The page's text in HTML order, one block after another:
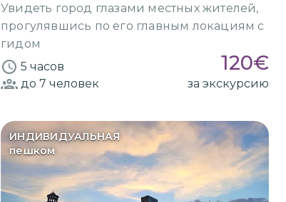
Батуми
Увидеть город глазами местных жителей,
прогулявшись по его главным локациям с
гидом
5 часов
120€
до 7 человек за экскурсию
ИНДИВИДУАЛЬНАЯ
пешком